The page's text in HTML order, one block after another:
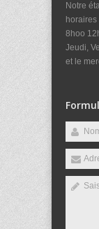
Notre
horaires
8hoo
Jeudi,
et le